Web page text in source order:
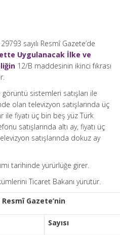
sayılı Resmî Gazete’de
Uygulanacak İlke ve
12/B maddesinin ikinci fıkrası
görüntü sistemleri satışları ile
olan televizyon satışlarında üç
ile fiyatı üç bin beş yüz Türk
satışlarında altı ay, fiyatı üç
satışlarında dokuz ay
tarihinde yürürlüğe girer.
Ticaret Bakanı yürütür.
Resmî Gazete’nin
Sayısı